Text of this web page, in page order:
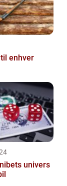
enhver
univers